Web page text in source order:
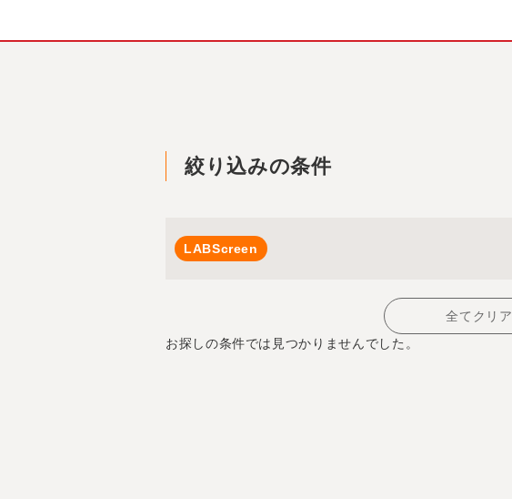
絞り込みの条件
LABScreen
全てクリア
お探しの条件では見つかりませんでした。